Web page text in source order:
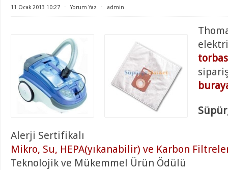
11 Ocak 2013 10:27 ⋅ Yorum Yaz ⋅ admin
Alerji Sertifikalı
Mikro, Su, HEPA(yıkanabilir) ve Karbon
Teknolojik ve Mükemmel Ürün Ödülü